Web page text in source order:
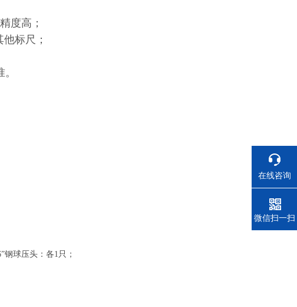
度高；
标尺；
球压头：各1只；
在线咨询
电话
微信扫一扫